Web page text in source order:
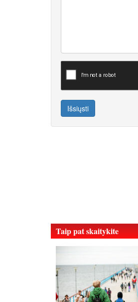
Išsiųsti
Taip pat skaitykite